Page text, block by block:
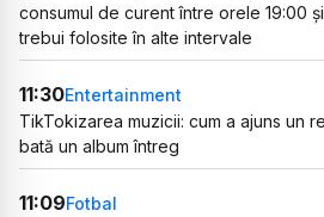
consumul de curent între orele 19:00
trebui folosite în alte intervale
11:30Entertainment
TikTokizarea muzicii: cum a ajuns un
bată un album întreg
11:09Fotbal